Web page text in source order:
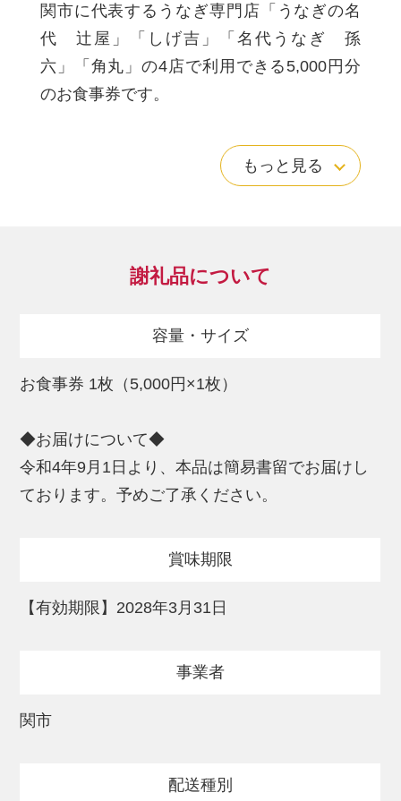
関市に代表するうなぎ専門店「うなぎの名
代 辻屋」「しげ吉」「名代うなぎ 孫
六」「角丸」の4店で利用できる5,000円分
のお食事券です。
※1度の食事での使い切りとなります。
で、事前に店舗へお電話にてご確認のうえ
原則、期限延長はいたしかねますので有効
もっと見る
謝礼品について
容量・サイズ
お食事券 1枚（5,000円×1枚）
◆お届けについて◆
令和4年9月1日より、本品は簡易書留でお届けし
ております。予めご了承ください。
賞味期限
【有効期限】2028年3月31日
事業者
関市
配送種別